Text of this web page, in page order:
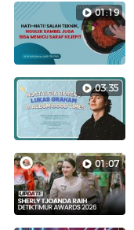
01:19
03:35
01:07